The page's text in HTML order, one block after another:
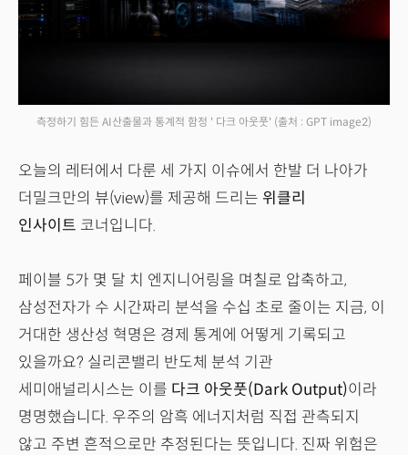
측정하기 힘든 AI산출물과 통계적 함정 ' 다크 아웃풋' (출처 : GPT image2)
오늘의 레터에서 다룬 세 가지 이슈에서 한발 더 나아가
더밀크만의 뷰(view)를 제공해 드리는 위클리
인사이트 코너입니다.
페이블 5가 몇 달 치 엔지니어링을 며칠로 압축하고,
삼성전자가 수 시간짜리 분석을 수십 초로 줄이는 지금, 이
거대한 생산성 혁명은 경제 통계에 어떻게 기록되고
있을까요? 실리콘밸리 반도체 분석 기관
세미애널리시스는 이를 다크 아웃풋(Dark Output)이라
명명했습니다. 우주의 암흑 에너지처럼 직접 관측되지
않고 주변 흔적으로만 추정된다는 뜻입니다. 진짜 위험은